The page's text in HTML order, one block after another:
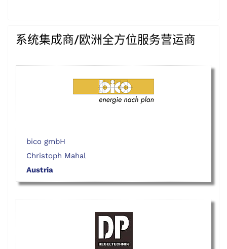
系统集成商/欧洲全方位服务营运商
bico gmbH
Christoph Mahal
Austria